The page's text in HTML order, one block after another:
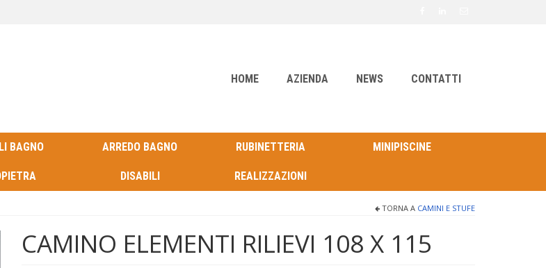
HOME AZIENDA NEWS CONTATTI
BAGNO ARREDO BAGNO RUBINETTERIA MINIPISCINE
DISABILI REALIZZAZIONI
TORNA A CAMINI E STUFE
CAMINO ELEMENTI RILIEVI 108 X 115